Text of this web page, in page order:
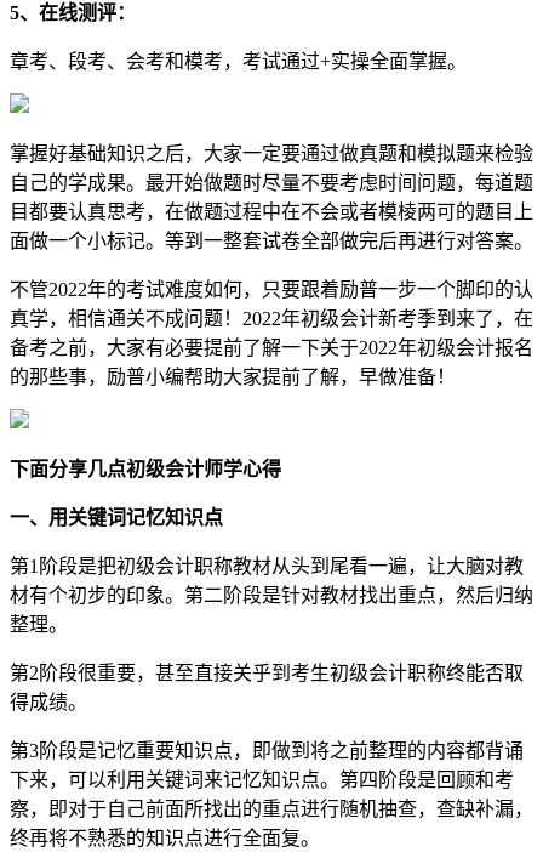
5、在线测评：
章考、段考、会考和模考，考试通过+实操全面掌握。
掌握好基础知识之后，大家一定要通过做真题和模拟题来检验
自己的学成果。最开始做题时尽量不要考虑时间问题，每道题
目都要认真思考，在做题过程中在不会或者模棱两可的题目上
面做一个小标记。等到一整套试卷全部做完后再进行对答案。
不管2022年的考试难度如何，只要跟着励普一步一个脚印的认
真学，相信通关不成问题！2022年初级会计新考季到来了，在
备考之前，大家有必要提前了解一下关于2022年初级会计报名
的那些事，励普小编帮助大家提前了解，早做准备！
下面分享几点初级会计师学心得
一、用关键词记忆知识点
第1阶段是把初级会计职称教材从头到尾看一遍，让大脑对教
材有个初步的印象。第二阶段是针对教材找出重点，然后归纳
整理。
第2阶段很重要，甚至直接关乎到考生初级会计职称终能否取
得成绩。
第3阶段是记忆重要知识点，即做到将之前整理的内容都背诵
下来，可以利用关键词来记忆知识点。第四阶段是回顾和考
察，即对于自己前面所找出的重点进行随机抽查，查缺补漏，
终再将不熟悉的知识点进行全面复。